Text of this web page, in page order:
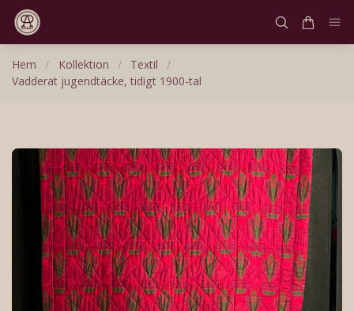
Hem / Kollektion / Textil
/
Vadderat jugendtäcke, tidigt 1900-tal